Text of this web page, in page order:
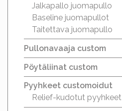
Jalkapallo juomapullo
Baseline juomapullot
Taitettava juomapullo
Pullonavaaja custom
Pöytäliinat custom
Pyyhkeet customoidut
Relief-kudotut pyyhkeet